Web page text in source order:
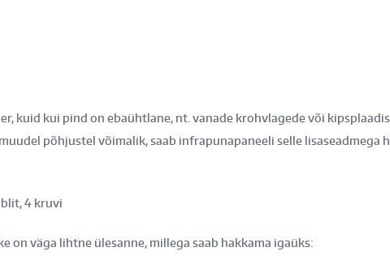
kuid kui pind on ebaühtlane, nt. vanade krohvlagede või
põhjustel võimalik, saab infrapunapaneeli selle lisaseadmega
4 kruvi
on väga lihtne ülesanne, millega saab hakkama igaüks: